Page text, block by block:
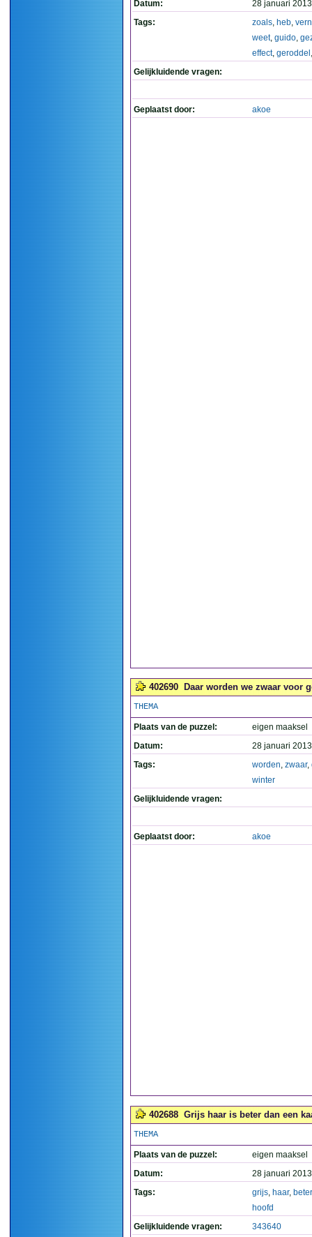
Datum:
28 januari
Tags:
zoals, heb,
weet, guido,
effect, geroddel
Gelijkluidende vragen:
Geplaatst door: akoe
402690 Daar worden we zwaar voor
THEMA
Plaats van de puzzel:
eigen maaksel
Datum:
28 januari
Tags:
worden, zwaar,
winter
Gelijkluidende vragen:
Geplaatst door: akoe
402688 Grijs haar is beter dan een
THEMA
Plaats van de puzzel:
eigen maaksel
Datum:
28 januari
Tags:
grijs, haar, beter
hoofd
Gelijkluidende vragen:
343640